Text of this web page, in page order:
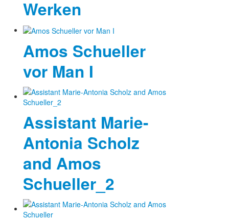
Events
Press
Photos
Publications
Texts
Werken
Amos Schueller
vor Man I
Assistant Marie-
Antonia Scholz
and Amos
Schueller_2